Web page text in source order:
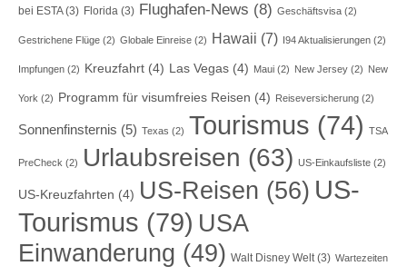
bei ESTA(3) Florida (3) Flughafen-News (8) Geschäftsvisa (2)
Gestrichene Flüge (2) Globale Einreise (2) Hawaii (7) I94 Aktualisierungen (2)
Impfungen (2) Kreuzfahrt (4) Las Vegas (4) Maui (2) New Jersey (2) New
York (2) Programm für visumfreies Reisen (4) Reiseversicherung (2)
Sonnenfinsternis (5) Texas (2) Tourismus (74) TSA
PreCheck (2) Urlaubsreisen (63) US-Einkaufsliste (2)
US-Kreuzfahrten (4) US-Reisen (56) US-
Tourismus (79) USA
Einwanderung (49) Walt Disney Welt(3) Wartezeiten